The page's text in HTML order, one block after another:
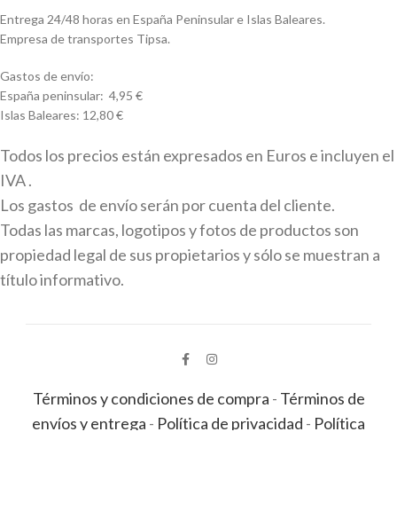
Entrega 24/48 horas en España Peninsular e Islas Baleares.
Empresa de transportes Tipsa.
Gastos de envío:
España peninsular: 4,95 €
Islas Baleares: 12,80 €
Todos los precios están expresados en Euros e incluyen el
IVA .
Los gastos de envío serán por cuenta del cliente.
Todas las marcas, logotipos y fotos de productos son
propiedad legal de sus propietarios y sólo se muestran a
título informativo.
Términos y condiciones de compra - Términos de
envíos y entrega - Política de privacidad - Política